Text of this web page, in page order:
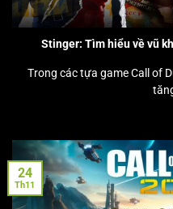
Stinger: Tìm hiểu về vũ
Trong các tựa game Call of
24
Th11